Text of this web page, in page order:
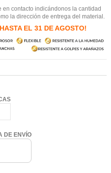
contacto indicándonos la cantidad
la dirección de entrega del material.
EL 31 DE AGOSTO!
DE ENVÍO